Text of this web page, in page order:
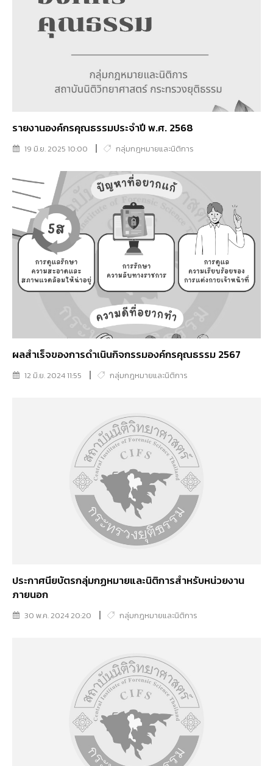
รายงานองค์กรคุณธรรมประจำปี พ.ศ. 2568
19 มิ.ย. 2025 10:00 กลุ่มกฎหมายและนิติการ
ผลสำเร็จของการดำเนินกิจกรรมองค์กรคุณธรรม 2567
12 มิ.ย. 2024 11:55 กลุ่มกฎหมายและนิติการ
ประกาศนียบัตรกลุ่มกฏหมายและนิติการสำหรับหน่วยงาน
ภายนอก
30 พ.ค. 2024 20:20 กลุ่มกฎหมายและนิติการ